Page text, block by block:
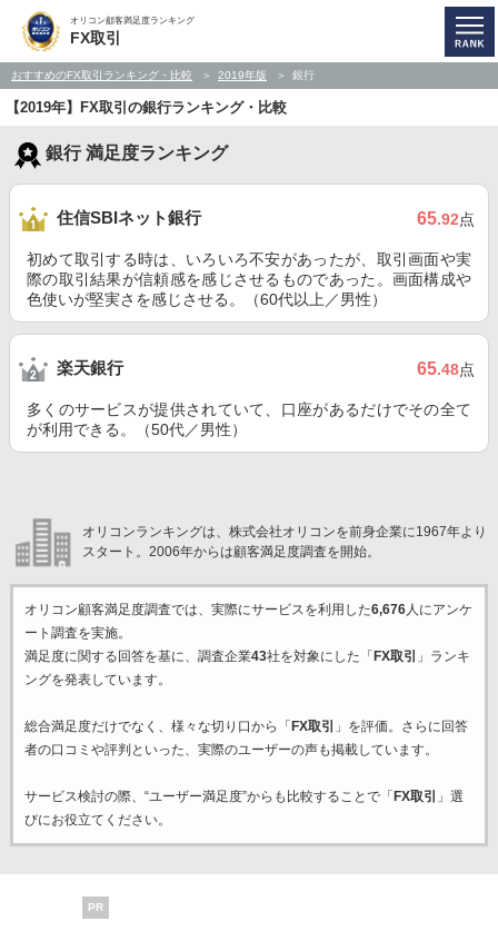
オリコン顧客満足度ランキング
FX取引
おすすめのFX取引ランキング・比較 2019年版 銀行
【2019年】FX取引の銀行ランキング・比較
銀行 満足度ランキング
住信SBIネット銀行 65.92点
初めて取引する時は、いろいろ不安があったが、取引画面や実
際の取引結果が信頼感を感じさせるものであった。画面構成や
色使いが堅実さを感じさせる。（60代以上／男性）
楽天銀行 65.48点
多くのサービスが提供されていて、口座があるだけでその全て
が利用できる。（50代／男性）
オリコンランキングは、株式会社オリコンを前身企業に1967年より
スタート。2006年からは顧客満足度調査を開始。
オリコン顧客満足度調査では、実際にサービスを利用した6,676人にアンケ
ート調査を実施。
満足度に関する回答を基に、調査企業43社を対象にした「 FX取引
」ランキ
ングを発表しています。
総合満足度だけでなく、様々な切り口から「 FX取引
」を評価。さらに回答
者の口コミや評判といった、実際のユーザーの声も掲載しています。
サービス検討の際、“ユーザー満足度”からも比較することで「 FX取引
」選
びにお役立てください。
PR